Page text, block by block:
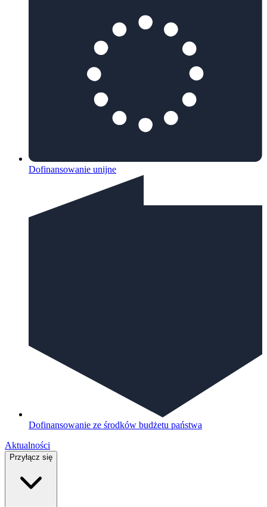
Dofinansowanie unijne
Dofinansowanie ze środków budżetu państwa
Aktualności
Przyłącz się